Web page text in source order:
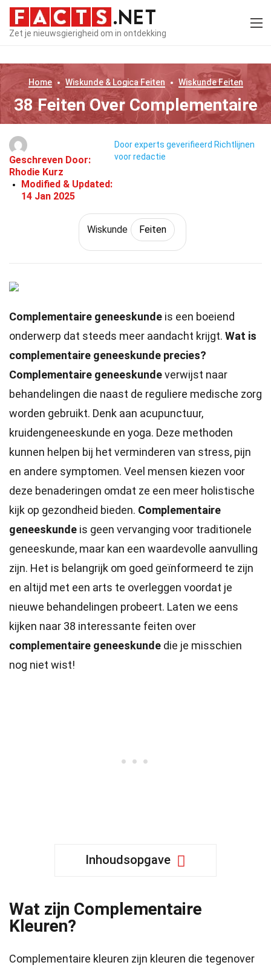
Zet je nieuwsgierigheid om in ontdekking
Home Wiskunde & Logica Feiten WiskundeFeiten
38 Feiten Over Complementaire
Geschreven Door:
Rhodie Kurz
Modified & Updated:
14 Jan 2025
Door experts geverifieerd Richtlijnen
voor redactie
Wiskunde Feiten
Complementaire geneeskunde is een boeiend
onderwerp dat steeds meer aandacht krijgt. Wat is
complementaire geneeskunde precies?
Complementaire geneeskundeverwijst naar
behandelingen die naast de reguliere medische zorg
worden gebruikt. Denk aan acupunctuur,
kruidengeneeskunde en yoga. Deze methoden
kunnen helpen bij het verminderen van stress, pijn
en andere symptomen. Veel mensen kiezen voor
deze benaderingen omdat ze een meer holistische
kijk op gezondheid bieden. Complementaire
geneeskunde is geen vervanging voor traditionele
geneeskunde, maar kan een waardevolle aanvulling
zijn. Het is belangrijk om goed geïnformeerd te zijn
en altijd met een arts te overleggen voordat je
nieuwe behandelingen probeert. Laten we eens
kijken naar 38 interessante feiten over
complementaire geneeskunde die je misschien
nog niet wist!
Inhoudsopgave
Wat zijn Complementaire
Kleuren?
Complementaire kleuren zijn kleuren die tegenover